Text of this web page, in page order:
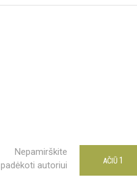
Nepamirškite
padėkoti autoriui
AČIŪ 1